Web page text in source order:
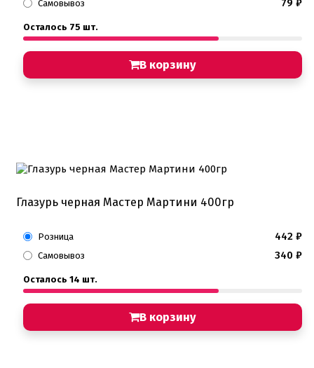
Самовывоз
Осталось 75 шт.
В корзину
Глазурь черная Мастер Мартини 400гр
Розница 442 ₽
Самовывоз 340 ₽
Осталось 14 шт.
В корзину